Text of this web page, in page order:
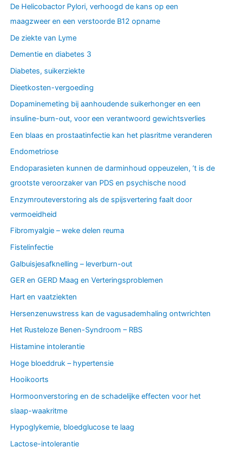
De Helicobactor Pylori, verhoogd de kans op een
maagzweer en een verstoorde B12 opname
De ziekte van Lyme
Dementie en diabetes 3
Diabetes, suikerziekte
Dieetkosten-vergoeding
Dopaminemeting bij aanhoudende suikerhonger en een
insuline-burn-out, voor een verantwoord gewichtsverlies
Een blaas en prostaatinfectie kan het plasritme veranderen
Endometriose
Endoparasieten kunnen de darminhoud oppeuzelen, ’t is de
grootste veroorzaker van PDS en psychische nood
Enzymrouteverstoring als de spijsvertering faalt door
vermoeidheid
Fibromyalgie – weke delen reuma
Fistelinfectie
Galbuisjesafknelling – leverburn-out
GER en GERD Maag en Verteringsproblemen
Hart en vaatziekten
Hersenzenuwstress kan de vagusademhaling ontwrichten
Het Rusteloze Benen-Syndroom – RBS
Histamine intolerantie
Hoge bloeddruk – hypertensie
Hooikoorts
Hormoonverstoring en de schadelijke effecten voor het
slaap-waakritme
Hypoglykemie, bloedglucose te laag
Lactose-intolerantie